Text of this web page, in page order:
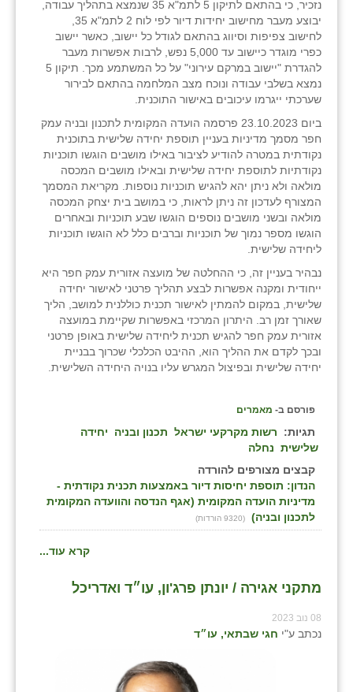
נזכיר, כי בהתאם לתיקון 5 לתמ"א 35 שנמצא בתהליך עבודה,
יבוצע מעבר מחישוב יחידות דיור לפי לוח 2 לתמ"א 35,
לחישוב צפיפות וסיווג בהתאם לגודל כל יישוב, כאשר יישוב
כפרי מוגדר כיישוב עד 5,000 נפש, לרבות אפשרות מעבר
להגדרת "יישוב במרקם עירוני" על כל המשתמע מכך. תיקון 5
נמצא בשלבי עבודה ונוכח מצב המלחמה בהתאם לבירור
שערכתי ייגרמו עיכובים באישור התוכנית.
ביום 23.10.2023 פרסמה הועדה המקומית לתכנון ובניה עמק
חפר מסמך מדיניות בעניין תוספת יחידה שלישית בתוכנית
נקודתית במטרה להודיע לציבור באילו מושבים הוגשו תוכניות
נקודתיות לתוספת יחידה שלישית ובאילו מושבים המכסה
מולאה ולא ניתן יהא להגיש תוכניות נוספות. מקריאת המסמך
המצורף לעדכון זה ניתן לראות, כי במושב בית יצחק המכסה
מולאה ובשני מושבים נוספים הוגשו שבע תוכניות ובאחרים
הוגשו מספר נמוך של תוכניות וברבים כלל לא הוגשו תוכניות
ליחידה שלישית.
נבהיר בעניין זה, כי ההחלטה של מועצה אזורית עמק חפר היא
ייחודית ומקנה אפשרות לבצע תהליך פרטני לאישור יחידה
שלישית, במקום להמתין לאישור תכנית כוללנית למושב, הליך
שאורך זמן רב. היתרון המרכזי באפשרות שקיימת במועצה
אזורית עמק חפר להגיש תכנית ליחידה שלישית באופן פרטני
ובכך לקדם את ההליך הוא, ההיבט הכלכלי שכרוך בבניית
יחידה שלישית ובפיצול המגרש עליו בנויה היחידה השלישית.
פורסם ב- מאמרים
תגיות: רשות מקרקעי ישראל תכנון ובניה
יחידה
שלישית נחלה
קבצים מצורפים להורדה
הנדון: תוספת יחיסות דיור באמצעות תכנית נקודתית -
מדיניות הועדה המקומית (אגף הנדסה והוועדה המקומית
לתכנון ובניה)
(9320 הורדות)
קרא עוד...
מתקני אגירה / יונתן פרג'ון, עו״ד ואדריכל
08 נוב 2023
נכתב ע"י חגי שבתאי, עו״ד